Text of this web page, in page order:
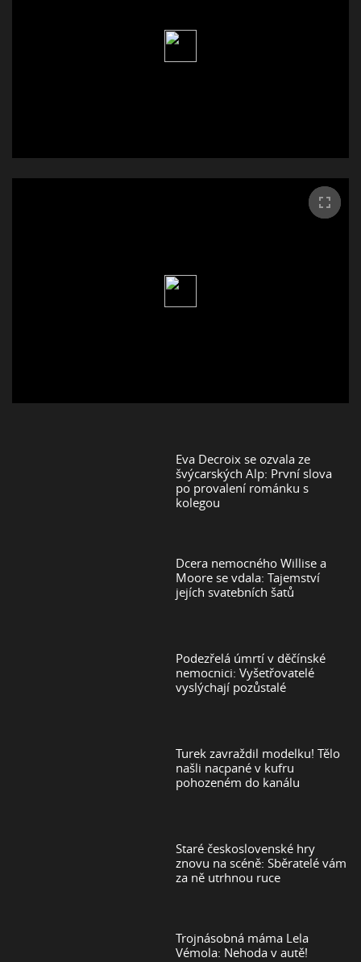
Eva Decroix se ozvala ze
švýcarských Alp: První slova
po provalení románku s
kolegou
Dcera nemocného Willise a
Moore se vdala: Tajemství
jejích svatebních šatů
Podezřelá úmrtí v děčínské
nemocnici: Vyšetřovatelé
vyslýchají pozůstalé
Turek zavraždil modelku! Tělo
našli nacpané v kufru
pohozeném do kanálu
Staré československé hry
znovu na scéně: Sběratelé vám
za ně utrhnou ruce
Trojnásobná máma Lela
Vémola: Nehoda v autě!